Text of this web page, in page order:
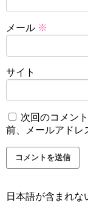
メール ※
サイト
次回のコメン
前、メールアドレ
日本語が含まれな